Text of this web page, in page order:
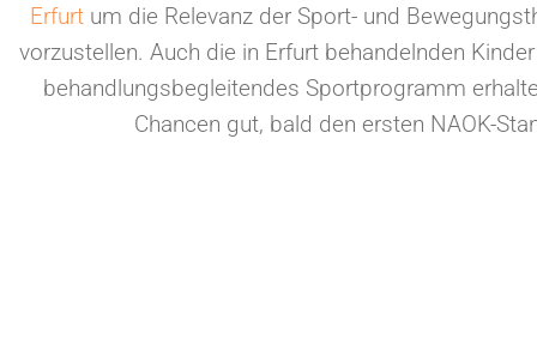
Erfurt um die Relevanz der Sport- und
vorzustellen. Auch die in Erfurt behandelnden
behandlungsbegleitendes Sportprogramm
Chancen gut, bald den ersten NAOK-